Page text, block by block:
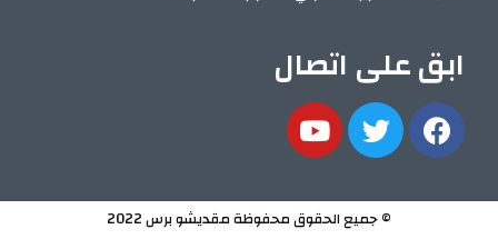
ابق على اتصال
© جميع الحقوق محفوظة مقديشو برس 2022